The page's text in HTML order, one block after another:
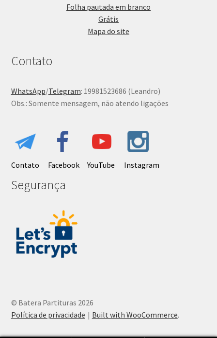
Folha pautada em branco
Grátis
Mapa do site
Contato
WhatsApp/Telegram: 19981523686 (Leandro)
Obs.: Somente mensagem, não atendo ligações
Contato Facebook YouTube Instagram
Segurança
© Batera Partituras 2026
Política de privacidade
Built with WooCommerce.